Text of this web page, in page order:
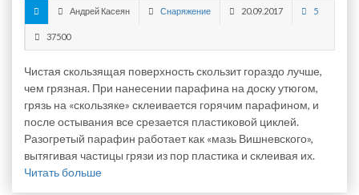
Андрей Касеян Снаряжение 20.09.2017 5
37500
Чистая скользящая поверхность скользит гораздо лучше,
чем грязная. При нанесении парафина на доску утюгом,
грязь на «скользяке» склеивается горячим парафином, и
после остывания все срезается пластиковой циклей.
Разогретый парафин работает как «мазь Вишневского»,
вытягивая частицы грязи из пор пластика и склеивая их.
Читать больше